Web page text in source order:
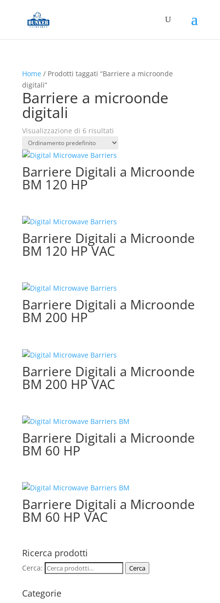
Home/ Prodotti taggati “Barriere a microonde
digitali”
Barriere a microonde
digitali
Visualizzazione di 6 risultati
Barriere Digitali a Microonde
BM 120 HP
Barriere Digitali a Microonde
BM 120 HP VAC
Barriere Digitali a Microonde
BM 200 HP
Barriere Digitali a Microonde
BM 200 HP VAC
Barriere Digitali a Microonde
BM 60 HP
Barriere Digitali a Microonde
BM 60 HP VAC
Ricerca prodotti
Cerca: Cerca
Categorie